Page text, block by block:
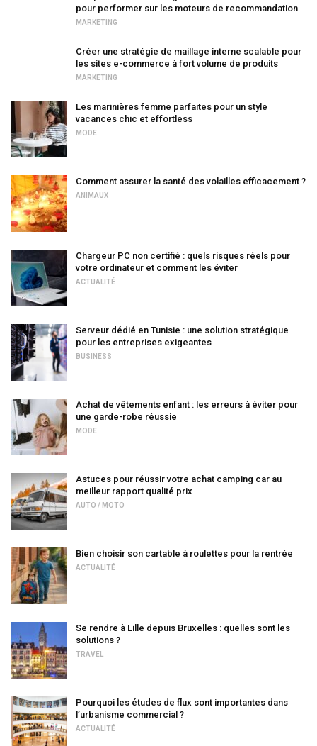
pour performer sur les moteurs de recommandation
MARKETING
Créer une stratégie de maillage interne scalable pour
les sites e-commerce à fort volume de produits
MARKETING
Les marinières femme parfaites pour un style
vacances chic et effortless
MODE
Comment assurer la santé des volailles efficacement ?
ANIMAUX
Chargeur PC non certifié : quels risques réels pour
votre ordinateur et comment les éviter
ACTUALITÉ
Serveur dédié en Tunisie : une solution stratégique
pour les entreprises exigeantes
BUSINESS
Achat de vêtements enfant : les erreurs à éviter pour
une garde-robe réussie
MODE
Astuces pour réussir votre achat camping car au
meilleur rapport qualité prix
AUTO / MOTO
Bien choisir son cartable à roulettes pour la rentrée
ACTUALITÉ
Se rendre à Lille depuis Bruxelles : quelles sont les
solutions ?
TRAVEL
Pourquoi les études de flux sont importantes dans
l’urbanisme commercial ?
ACTUALITÉ